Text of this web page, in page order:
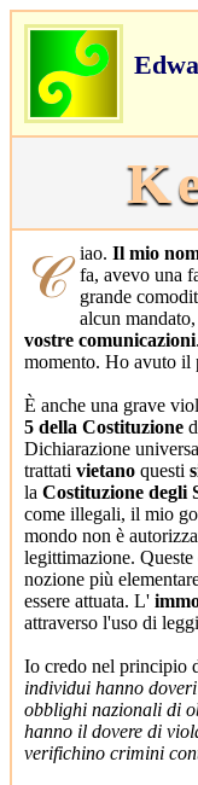
𝒞iao. Il mio
fa, avevo una
grande
alcun
vostre comunicazioni
momento. Ho avuto il
È anche una grave
5 della Costituzione
Dichiarazione
trattati vietano questi
la Costituzione degli
come illegali, il mio
mondo non è
legittimazione.
nozione più
essere attuata. L'
attraverso l'uso di
Io credo nel principio
individui hanno
obblighi nazionali di
hanno il dovere di
verifichino crimini